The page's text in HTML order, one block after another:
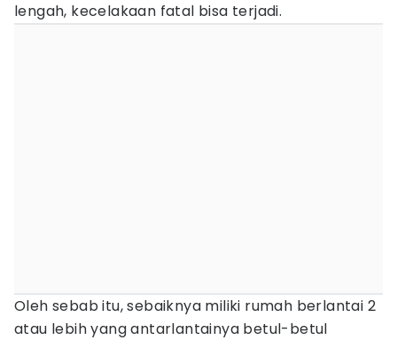
lengah, kecelakaan fatal bisa terjadi.
Oleh sebab itu, sebaiknya miliki rumah berlantai 2
atau lebih yang antarlantainya betul-betul